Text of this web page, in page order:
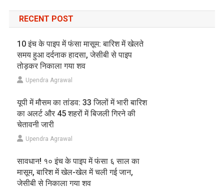
RECENT POST
10 इंच के पाइप में फंसा मासूम: बारिश में खेलते
समय हुआ दर्दनाक हादसा, जेसीबी से पाइप
तोड़कर निकाला गया शव
Upendra Agrawal
यूपी में मौसम का तांडव: 33 जिलों में भारी बारिश
का अलर्ट और 45 शहरों में बिजली गिरने की
चेतावनी जारी
Upendra Agrawal
सावधान! १० इंच के पाइप में फंसा ६ साल का
मासूम, बारिश में खेल-खेल में चली गई जान,
जेसीबी से निकाला गया शव